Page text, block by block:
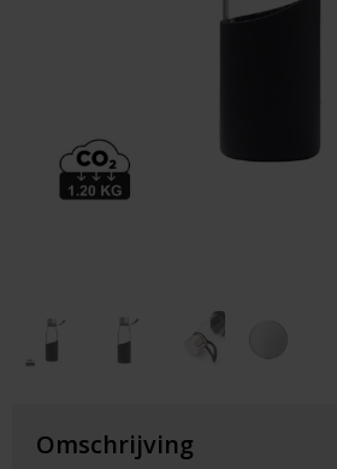
Paraplu's
Omschrijving